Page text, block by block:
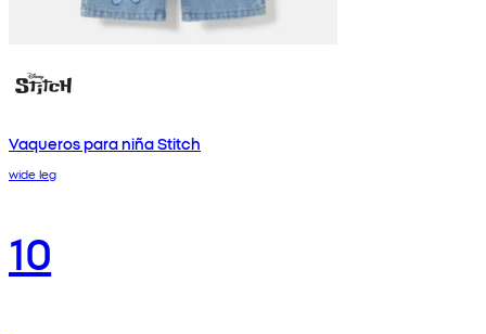
Vaqueros para niña Stitch
wide leg
10